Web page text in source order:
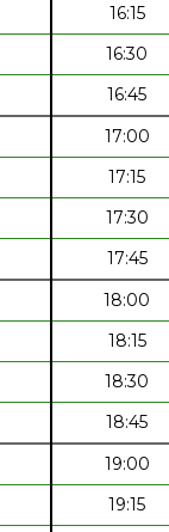
16:15
16:30
16:45
17:00
17:15
17:30
17:45
18:00
18:15
18:30
18:45
19:00
19:15